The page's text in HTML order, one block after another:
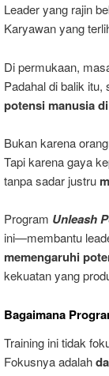
Leader yang rajin
Karyawan yang
Di permukaan,
Padahal di balik itu,
potensi manusia
Bukan karena
Tapi karena gaya
tanpa sadar justru
Program Unleash
ini—membantu
memengaruhi
kekuatan yang
Bagaimana
Training ini tidak
Fokusnya adalah